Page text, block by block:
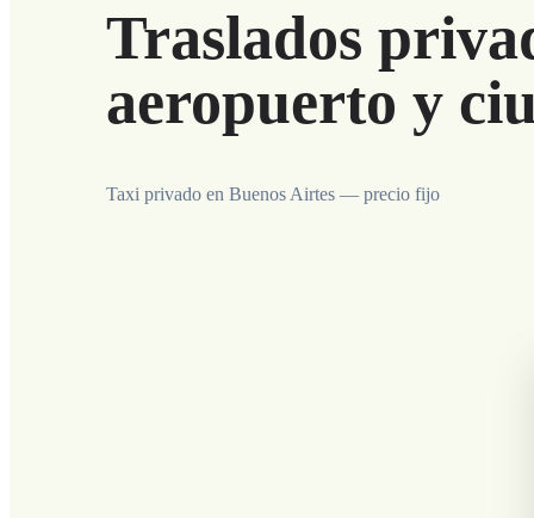
Traslados
aeropuerto y
Taxi privado en Buenos Airtes — precio fijo